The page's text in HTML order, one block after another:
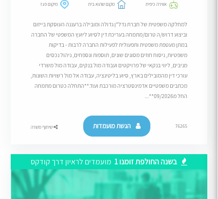
אווירה כיפית מקום שהוא בית מיקום פגז
למחלקה משפטית של חברת נדל"ן גדולה ומובילה ברעננה העוסקת בייזום
וביצוע דרוש/ה טרום/מתמחה בעריכת דין לסיוע ליועץ המשפטי של החברה
במתן מעטפת משפטית ותפעולית לפעילות החברה לרבות - בדיקות
משפטיות, ניסוח חוזים מסוגים שונים, תוספות ונספחים, ניהול נכסים
מניבים, ליווי בנקאי של פרויקטים ועבודה מול בנקים, עבודה מול משרדי
עורכי דין מהמובילים בארץ, סיוע בליטיגציה, עבודה אל מול רשויות השונות,
מכתבים משפטיים אדמינסטרציה מורכבת ועוד.**התחלה כטרום מתמחה
החל מ09/2026**...
76265 הגשת מועמדות שיתוף משרה
בשנה החולפת זומנו 1 מועמדים לראיון דרך קודקס